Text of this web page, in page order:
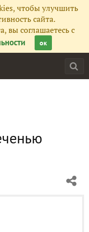
чтобы улучшить
сайта.
вы соглашаетесь с
ок